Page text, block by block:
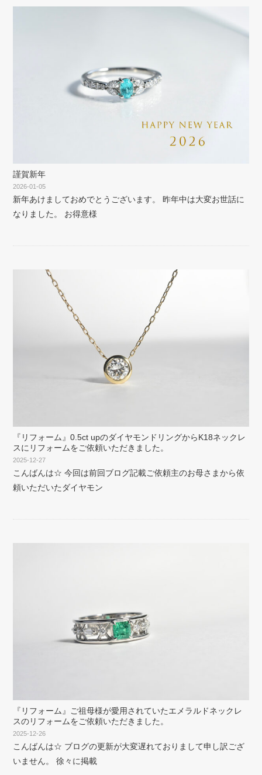
謹賀新年
2026-01-05
新年あけましておめでとうございます。 昨年中は大変お世話に
なりました。 お得意様
『リフォーム』0.5ct upのダイヤモンドリングからK18ネックレ
スにリフォームをご依頼いただきました。
2025-12-27
こんばんは☆ 今回は前回ブログ記載ご依頼主のお母さまから依
頼いただいたダイヤモン
『リフォーム』ご祖母様が愛用されていたエメラルドネックレ
スのリフォームをご依頼いただきました。
2025-12-26
こんばんは☆ ブログの更新が大変遅れておりまして申し訳ござ
いません。 徐々に掲載